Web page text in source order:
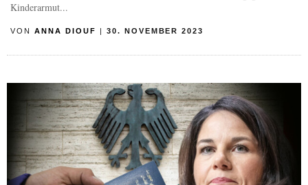
Kinderarmut...
VON ANNA DIOUF | 30. NOVEMBER 2023